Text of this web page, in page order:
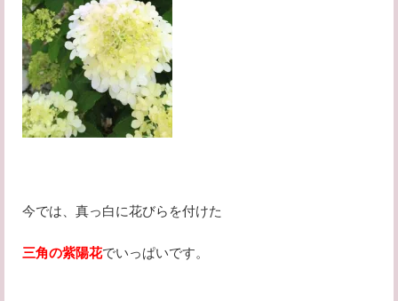
今では、真っ白に花びらを付けた
三角の紫陽花でいっぱいです。